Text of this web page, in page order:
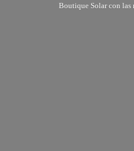
Boutique Solar con las